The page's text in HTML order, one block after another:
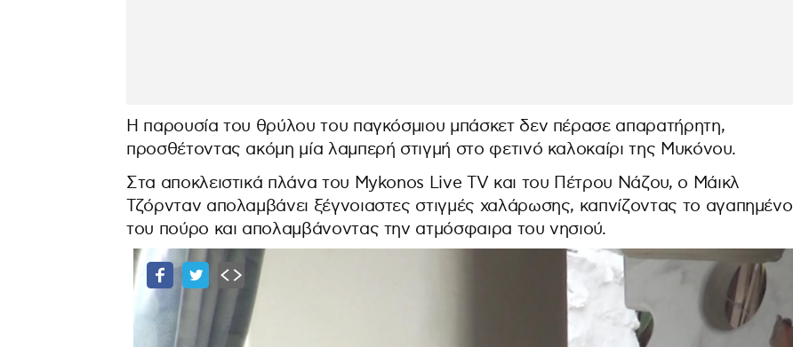
Η παρουσία του θρύλου του παγκόσμιου μπάσκετ δεν πέρασε απαρατήρητη,
προσθέτοντας ακόμη μία λαμπερή στιγμή στο φετινό καλοκαίρι της Μυκόνου.
Στα αποκλειστικά πλάνα του Mykonos Live TV και του Πέτρου Νάζου, ο Μάικλ
Τζόρνταν απολαμβάνει ξέγνοιαστες στιγμές χαλάρωσης, καπνίζοντας το αγαπημένο
του πούρο και απολαμβάνοντας την ατμόσφαιρα του νησιού.